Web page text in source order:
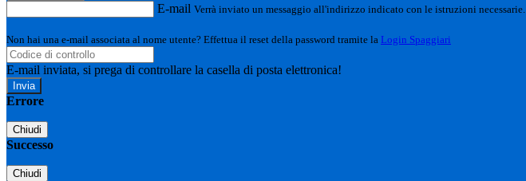
E-mail Verrà inviato un messaggio all'indirizzo indicato con le istruzioni necessarie.
Non hai una e-mail associata al nome utente? Effettua il reset della password tramite la Login Spaggiari
E-mail inviata, si prega di controllare la casella di posta elettronica!
Errore
Chiudi
Successo
Chiudi